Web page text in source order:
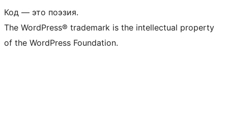
Код — это поэзия.
The WordPress® trademark is the intellectual property
of the WordPress Foundation.